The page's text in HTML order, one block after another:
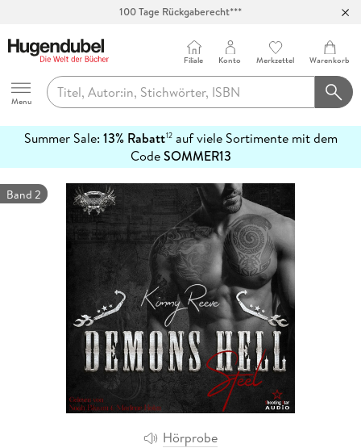
100 Tage Rückgaberecht***
Hugendubel
Menu
Filiale Konto Merkzettel Warenkorb
Summer Sale: 13% Rabatt12auf viele Sortimente mit dem
CodeSOMMER13
erfahren
Hörprobe
Band 2